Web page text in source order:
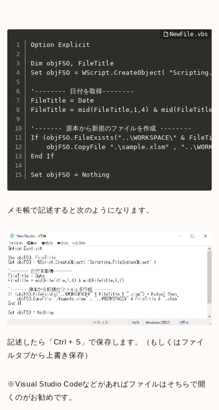
Option Explicit
Dim objFSO, FileTitle
Set objFSO = WScript.CreateObject(
'-------- 日付を取得--------
FileTitle = Date
FileTitle = mid(FileTitle,1,4) &
'------- 原本から新規のファイルを作成 --------
If (objFSO.FileExists("..\WORKSPACE\" &
objFSO.CopyFile ".\sample.xlsm" ,
End If
Set objFSO = Nothing
メモ帳で記述すると次のようになります。
記述したら「Ctrl + S」で保存します。（もしくはファイ
ルタブから上書き保存）
※Visual Studio Codeなどがあればファイルはそちらで開
くのがお勧めです。